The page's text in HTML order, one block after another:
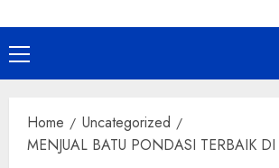
Primary
Menu
Home
Uncategorized
MENJUAL BATU PONDASI TERBAIK